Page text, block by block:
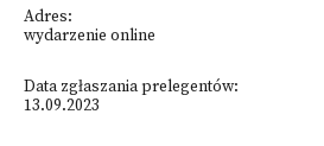
Adres:
wydarzenie online
Data zgłaszania prelegentów:
13.09.2023